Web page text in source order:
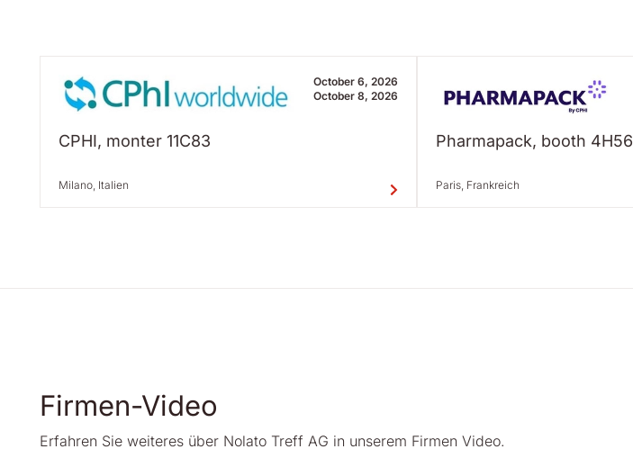
October 6, 2026
October 8, 2026
CPHI, monter 11C83
Milano, Italien
Pharmapack, booth 4H56
Paris, Frankreich
Firmen-Video
Erfahren Sie weiteres über Nolato Treff AG in unserem Firmen Video.